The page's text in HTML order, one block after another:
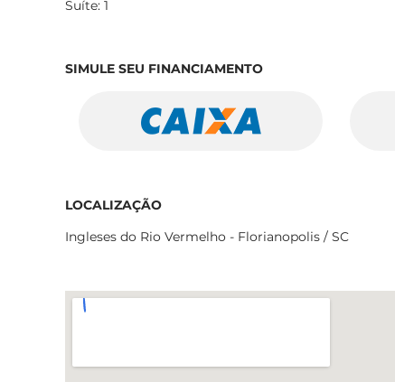
Suíte: 1
SIMULE SEU FINANCIAMENTO
LOCALIZAÇÃO
Ingleses do Rio Vermelho - Florianopolis / SC